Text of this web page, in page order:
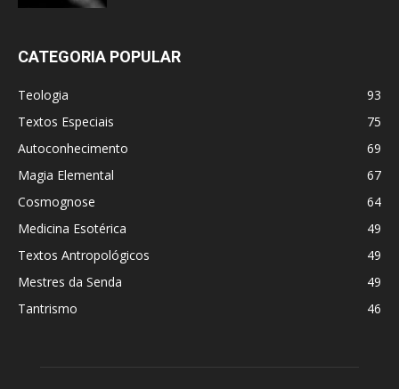
CATEGORIA POPULAR
Teologia
93
Textos Especiais
75
Autoconhecimento
69
Magia Elemental
67
Cosmognose
64
Medicina Esotérica
49
Textos Antropológicos
49
Mestres da Senda
49
Tantrismo
46